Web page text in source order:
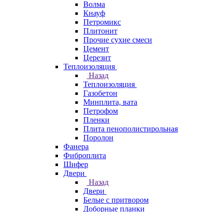
Волма
Кнауф
Петромикс
Плитонит
Прочие сухие смеси
Цемент
Церезит
Теплоизоляция
Назад
Теплоизоляция
Газобетон
Минплита, вата
Петрофом
Пленки
Плита пенополистирольная
Поролон
Фанера
Фиброплита
Шифер
Двери
Назад
Двери
Белые с притвором
Доборные планки